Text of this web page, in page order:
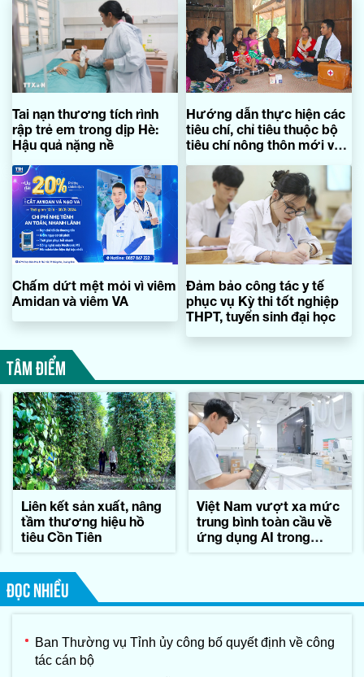
Tai nạn thương tích rình
rập trẻ em trong dịp Hè:
Hậu quả nặng nề
Hướng dẫn thực hiện các
tiêu chí, chỉ tiêu thuộc bộ
tiêu chí nông thôn mới và
nâng cao cấp xã giai đoạn
2021-2025
Chấm dứt mệt mỏi vì viêm
Amidan và viêm VA
Đảm bảo công tác y tế
phục vụ Kỳ thi tốt nghiệp
THPT, tuyển sinh đại học
TÂM ĐIỂM
Liên kết sản xuất, nâng
tầm thương hiệu hồ
tiêu Cồn Tiên
Việt Nam vượt xa mức
trung bình toàn cầu về
ứng dụng AI trong
ĐỌC NHIỀU
Ban Thường vụ Tỉnh ủy công bố quyết định về công
tác cán bộ